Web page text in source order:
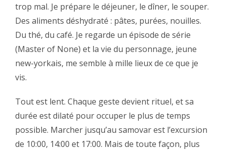
trop mal. Je prépare le déjeuner, le dîner, le souper.
Des aliments déshydraté : pâtes, purées, nouilles.
Du thé, du café. Je regarde un épisode de série
(Master of None) et la vie du personnage, jeune
new-yorkais, me semble à mille lieux de ce que je
vis.‬
‪Tout est lent. Chaque geste devient rituel, et sa
durée est dilaté pour occuper le plus de temps
possible. Marcher jusqu’au samovar est l’excursion
de 10:00, 14:00 et 17:00. Mais de toute façon, plus